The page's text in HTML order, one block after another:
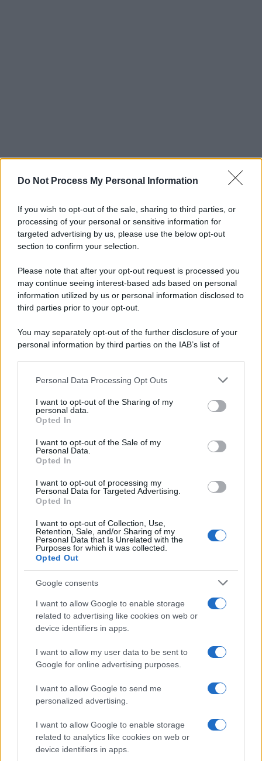
Do Not Process My Personal Information
If you wish to opt-out of the sale, sharing to third parties, or
processing of your personal or sensitive information for
targeted advertising by us, please use the below opt-out
section to confirm your selection.
Please note that after your opt-out request is processed you
may continue seeing interest-based ads based on personal
information utilized by us or personal information disclosed to
third parties prior to your opt-out.
You may separately opt-out of the further disclosure of your
personal information by third parties on the IAB’s list of
This information may also be disclosed by us to third parties
disclose it to other third parties.
Please note that this website/app uses one or more Google
services and may gather and store information including but
not limited to your visit or usage behaviour. You may click to
grant or deny consent to Google and its third-party tags to
consent section.
Personal Data Processing Opt Outs
I want to opt-out of the Sharing of my
personal data.
Opted In
I want to opt-out of the Sale of my
Personal Data.
Opted In
I want to opt-out of processing my
Personal Data for Targeted Advertising.
Opted In
I want to opt-out of Collection, Use,
Retention, Sale, and/or Sharing of my
Personal Data that Is Unrelated with the
Purposes for which it was collected.
Opted Out
Google consents
I want to allow Google to enable storage
related to advertising like cookies on web or
device identifiers in apps.
I want to allow my user data to be sent to
Google for online advertising purposes.
I want to allow Google to send me
personalized advertising.
I want to allow Google to enable storage
related to analytics like cookies on web or
device identifiers in apps.